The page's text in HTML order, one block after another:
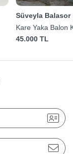
Süveyla Balasor
Kare Yaka Balon
45.000 TL